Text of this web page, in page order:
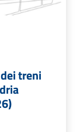
treni